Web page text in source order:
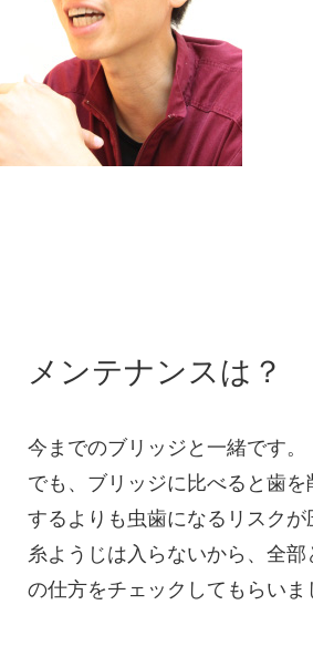
メンテナンスは？
今までのブリッジと⼀緒です。
でも、ブリッジに⽐べると⻭
するよりも⾍⻭になるリスク
⽷ようじは⼊らないから、全
の仕⽅をチェックしてもらいま